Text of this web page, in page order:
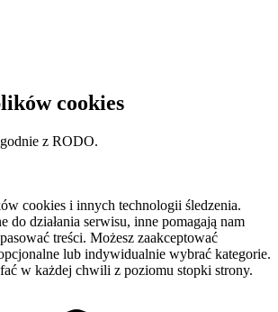
cookies
z RODO.
cookies i innych technologii śledzenia.
do działania serwisu, inne pomagają nam
treści. Możesz zaakceptować
lub indywidualnie wybrać kategorie.
w każdej chwili z poziomu stopki strony.